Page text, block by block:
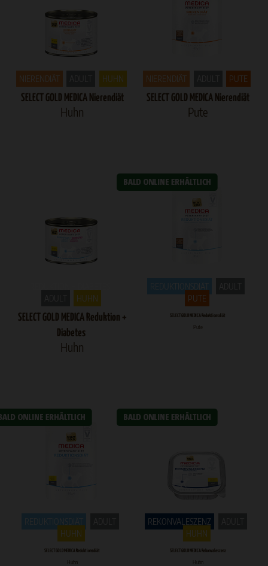
NIERENDIÄT HUHN
SELECT GOLD MEDICA Nierendiät
Huhn
NIERENDIÄT PUTE
SELECT GOLD MEDICA Nierendiät
Pute
HUHN
SELECT GOLD MEDICA Reduktion +
Diabetes
Huhn
PUTE
SELECT GOLD MEDICA Reduktionsdiät
Pute
HUHN
SELECT GOLD MEDICA Reduktionsdiät
Huhn
REKONVALESZENZ
HUHN
SELECT GOLD MEDICA Rekonvaleszenz
Huhn